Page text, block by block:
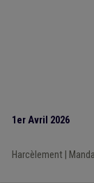
1er Avril 2026
Harcèlement|